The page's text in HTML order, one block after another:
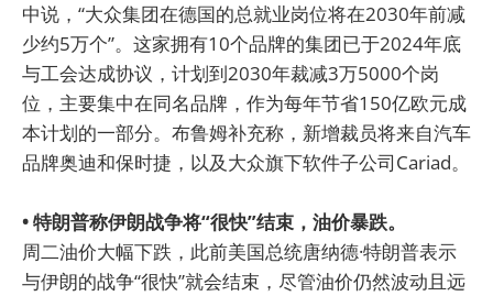
中说，“大众集团在德国的总就业岗位将在2030年前减
少约5万个”。这家拥有10个品牌的集团已于2024年底
与工会达成协议，计划到2030年裁减3万5000个岗
位，主要集中在同名品牌，作为每年节省150亿欧元成
本计划的一部分。布鲁姆补充称，新增裁员将来自汽车
品牌奥迪和保时捷，以及大众旗下软件子公司Cariad。
• 特朗普称伊朗战争将“很快”结束，油价暴跌。
周二油价大幅下跌，此前美国总统唐纳德·特朗普表示
与伊朗的战争“很快”就会结束，尽管油价仍然波动且远